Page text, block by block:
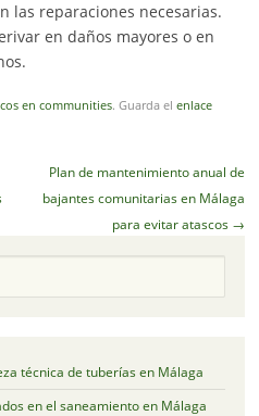
las reparaciones necesarias.
en daños mayores o en
en communities. Guarda el enlace
Plan de mantenimiento anual de
bajantes comunitarias en Málaga
para evitar atascos →
técnica de tuberías en Málaga
en el saneamiento en Málaga